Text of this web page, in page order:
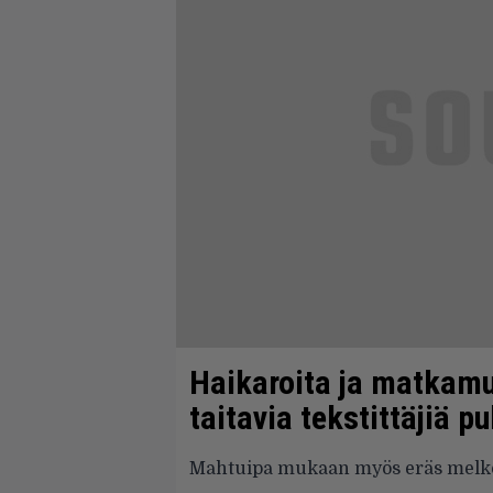
Haikaroita ja
taitavia tekstittäjiä
Mahtuipa mukaan myös eräs